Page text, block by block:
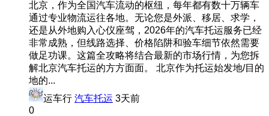
北京，作为全国汽车流动的枢纽，每年都有数十万辆车
通过专业物流运往各地。无论您是外派、移居、求学，
还是从外地购入心仪座驾，2026年的汽车托运服务已经
非常成熟，但线路选择、价格陷阱和验车细节依然需要
做足功课。这篇全攻略将结合最新的市场行情，为您拆
解北京汽车托运的方方面面。 北京作为托运始发地/目的
地的...
运车行 汽车托运 3天前
0